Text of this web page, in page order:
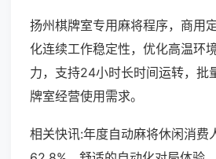
扬州棋牌室专用麻将程序，商用
化连续工作稳定性，优化高温环
力，支持24小时长时间运转，批
牌室经营使用需求。
相关快讯:年度自动麻将休闲消费